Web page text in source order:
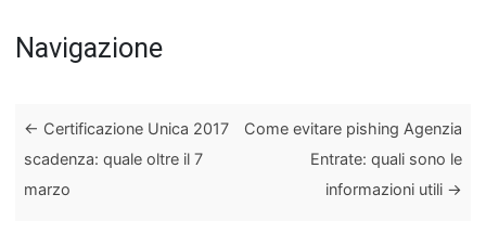
Navigazione
← Certificazione Unica 2017
scadenza: quale oltre il 7
marzo
Come evitare pishing Agenzia
Entrate: quali sono le
informazioni utili →